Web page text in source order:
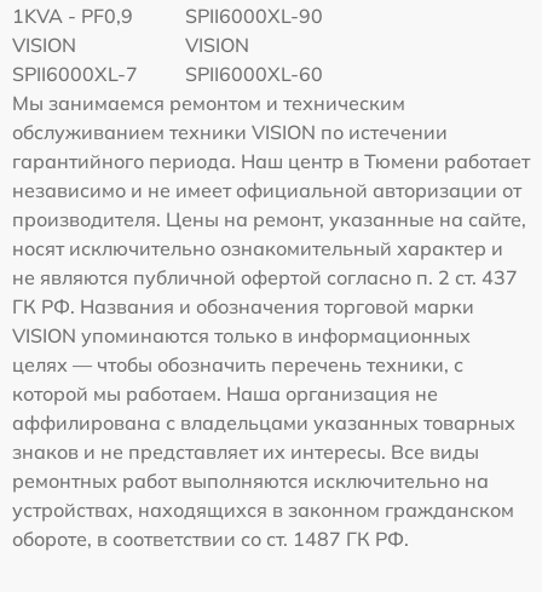
1KVA - PF0,9
SPII6000XL-90
VISION
SPII6000XL-7
VISION
SPII6000XL-60
Мы занимаемся ремонтом и техническим
обслуживанием техники VISION по истечении
гарантийного периода. Наш центр в Тюмени работает
независимо и не имеет официальной авторизации от
производителя. Цены на ремонт, указанные на сайте,
носят исключительно ознакомительный характер и
не являются публичной офертой согласно п. 2 ст. 437
ГК РФ. Названия и обозначения торговой марки
VISION упоминаются только в информационных
целях — чтобы обозначить перечень техники, с
которой мы работаем. Наша организация не
аффилирована с владельцами указанных товарных
знаков и не представляет их интересы. Все виды
ремонтных работ выполняются исключительно на
устройствах, находящихся в законном гражданском
обороте, в соответствии со ст. 1487 ГК РФ.